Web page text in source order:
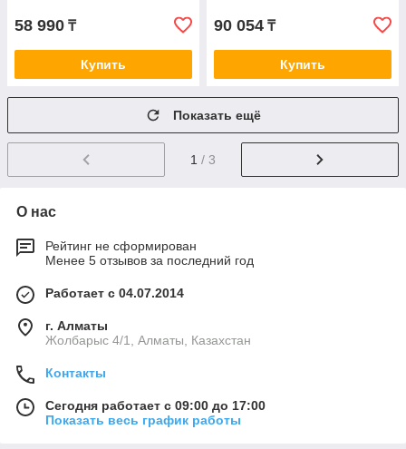
58 990 ₸
Купить
90 054 ₸
Купить
Показать ещё
1 / 3
О нас
Рейтинг не сформирован
Менее 5 отзывов за последний год
Работает с 04.07.2014
г. Алматы
Жолбарыс 4/1, Алматы, Казахстан
Контакты
Сегодня работает с 09:00 до 17:00
Показать весь график работы